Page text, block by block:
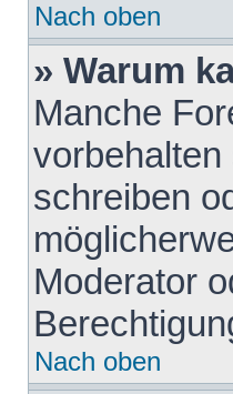
Nach oben
» Warum
Manche
schreiben
Moderator
Nach oben